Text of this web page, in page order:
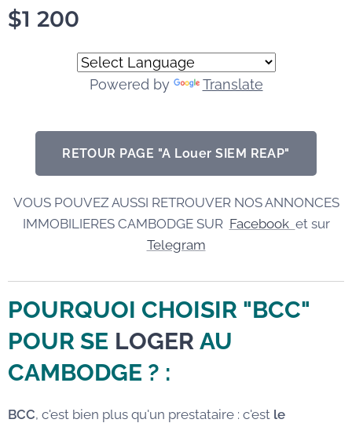
$1 200
Powered by Translate
RETOUR PAGE "A Louer SIEM REAP"
VOUS POUVEZ AUSSI RETROUVER NOS ANNONCES
IMMOBILIERES CAMBODGE SUR Facebook et sur
Telegram
POURQUOI CHOISIR "BCC"
POUR SE LOGER AU
CAMBODGE ? :
BCC, c'est bien plus qu'un prestataire : c'est le